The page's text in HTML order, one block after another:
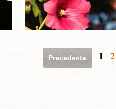
Precedenta 1 2